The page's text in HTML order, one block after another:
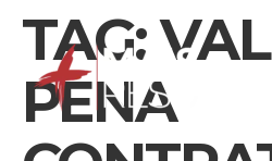
TAG:
PENA